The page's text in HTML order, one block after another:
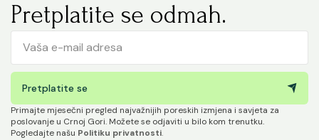
Pretplatite se odmah.
Pretplatite se
Primajte mjesečni pregled najvažnijih poreskih izmjena i savjeta za
poslovanje u Crnoj Gori. Možete se odjaviti u bilo kom trenutku.
Pogledajte našu Politiku privatnosti.